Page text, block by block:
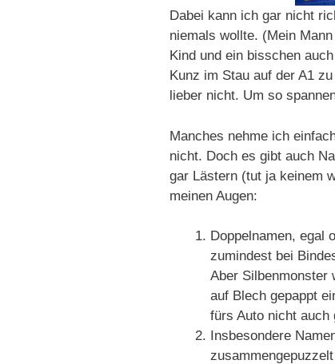
Dabei kann ich gar nicht
niemals wollte. (Mein
Kind und ein bisschen
Kunz im Stau auf der A1
lieber nicht. Um so
Manches nehme ich
nicht. Doch es gibt auch
gar Lästern (tut ja keinem
meinen Augen:
Doppelnamen, egal
zumindest bei
Aber Silbenmonster
auf Blech gepappt
fürs Auto nicht auch
Insbesondere